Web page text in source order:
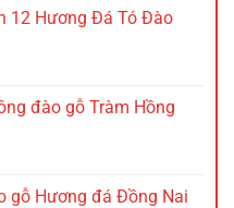
12 Hương Đá Tó Đào
đào gỗ Tràm Hồng
gỗ Hương đá Đồng Nai